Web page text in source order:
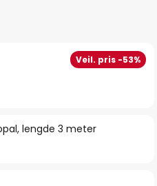
lengde 3 meter
Veil. pris -53%